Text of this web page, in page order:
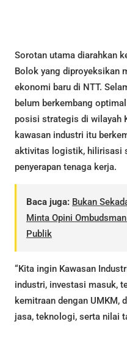
Sorotan utama diarahkan
Bolok yang diproyeksikan
ekonomi baru di NTT.
belum berkembang
posisi strategis di wilayah
kawasan industri itu
aktivitas logistik, hilirisasi
penyerapan tenaga kerja.
Baca juga: Bukan
Minta Opini
Publik
“Kita ingin Kawasan
industri, investasi masuk,
kemitraan dengan UMKM,
jasa, teknologi, serta nilai